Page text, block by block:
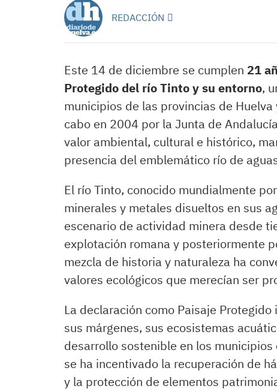
REDACCIÓN
Este 14 de diciembre se cumplen 21
Protegido del río Tinto y su entorno,
municipios de las provincias de
cabo en 2004 por la Junta de
valor ambiental, cultural e histórico,
presencia del emblemático río de
El río Tinto, conocido mundialmente
minerales y metales disueltos en sus
escenario de actividad minera desde
explotación romana y posteriormente
mezcla de historia y naturaleza ha
valores ecológicos que merecían ser
La declaración como Paisaje
sus márgenes, sus ecosistemas
desarrollo sostenible en los
se ha incentivado la recuperación de
y la protección de elementos